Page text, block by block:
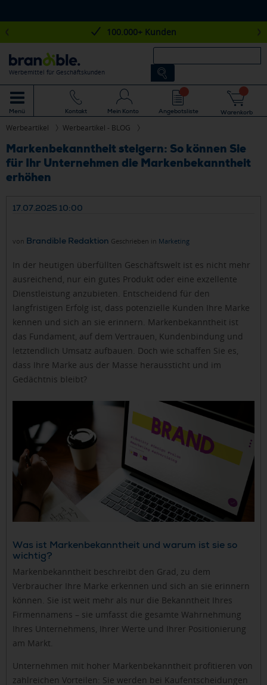
100.000+ Kunden
Werbemittel für Geschäftskunden
Menü Kontakt Mein Konto Angebotsliste Warenkorb
Werbeartikel Werbeartikel - BLOG
Markenbekanntheit steigern: So können Sie
für Ihr Unternehmen die Markenbekanntheit
erhöhen
17.07.2025 10:00
von Brandible Redaktion Geschrieben in Marketing
In der heutigen überfüllten Geschäftswelt ist es nicht mehr
ausreichend, nur ein gutes Produkt oder eine exzellente
Dienstleistung anzubieten. Entscheidend für den
langfristigen Erfolg ist, dass potenzielle Kunden Ihre Marke
kennen und sich an sie erinnern. Markenbekanntheit ist
das Fundament, auf dem Vertrauen, Kundenbindung und
letztendlich Umsatz aufbauen. Doch wie schaffen Sie es,
dass Ihre Marke aus der Masse heraussticht und im
Gedächtnis bleibt?
Was ist Markenbekanntheit und warum ist sie so
wichtig?
Markenbekanntheit beschreibt den Grad, zu dem
Verbraucher Ihre Marke erkennen und sich an sie erinnern
können. Sie ist weit mehr als nur die Bekanntheit Ihres
Firmennamens – sie umfasst die gesamte Wahrnehmung
Ihres Unternehmens, Ihrer Werte und Ihrer Positionierung
am Markt.
Unternehmen mit hoher Markenbekanntheit profitieren von
zahlreichen Vorteilen: Sie werden bei Kaufentscheidungen